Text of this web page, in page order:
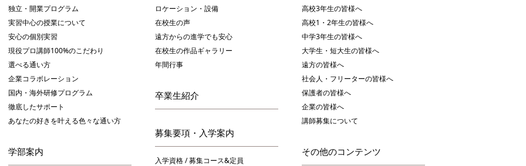
独立・開業プログラム
実習中心の授業について
安心の個別実習
現役プロ講師100%のこだわり
選べる通い方
企業コラボレーション
国内・海外研修プログラム
徹底したサポート
あなたの好きを叶える⾊々な通い⽅
学部案内
ロケーション・設備
在校生の声
遠方からの進学でも安心
在校生の作品ギャラリー
年間行事
卒業生紹介
募集要項・入学案内
入学資格 / 募集コース&定員
高校3年生の皆様へ
高校1・2年生の皆様へ
中学3年生の皆様へ
大学生・短大生の皆様へ
遠方の皆様へ
社会人・フリーターの皆様へ
保護者の皆様へ
企業の皆様へ
講師募集について
その他のコンテンツ